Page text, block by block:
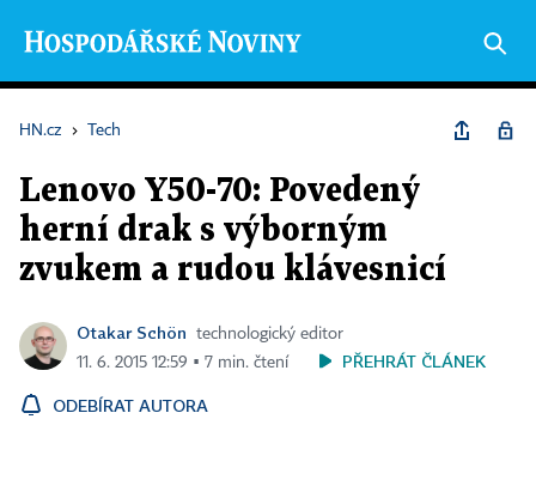
HN.cz › Tech
Lenovo Y50-70: Povedený
herní drak s výborným
zvukem a rudou klávesnicí
Otakar Schön
technologický editor
11. 6. 2015 12:59 ▪ 7 min. čtení
PŘEHRÁT ČLÁNEK
ODEBÍRAT AUTORA